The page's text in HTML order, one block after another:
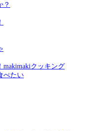
？
クッキング
べたい